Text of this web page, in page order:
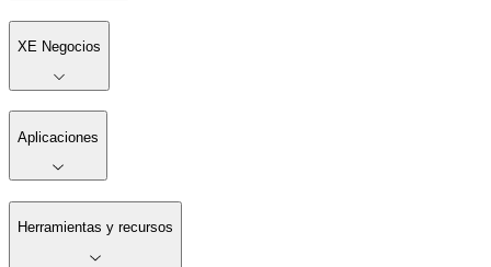
XE Negocios
Aplicaciones
Herramientas y recursos